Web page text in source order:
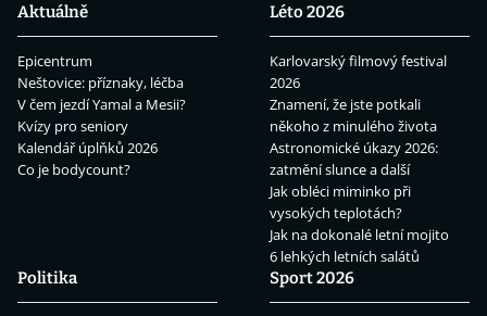
Aktuálně
Epicentrum
Neštovice: příznaky, léčba
V čem jezdí Yamal a Mesii?
Kvízy pro seniory
Kalendář úplňků 2026
Co je bodycount?
Léto 2026
Karlovarský filmový festival
2026
Znamení, že jste potkali
někoho z minulého života
Astronomické úkazy 2026:
zatmění slunce a další
Jak obléci miminko při
vysokých teplotách?
Jak na dokonalé letní mojito
6 lehkých letních salátů
Politika
Sport 2026